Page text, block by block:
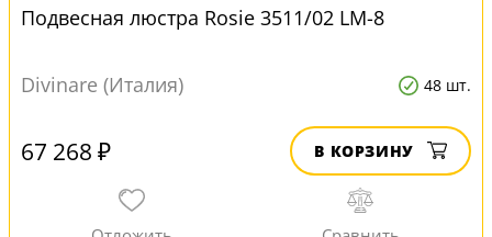
Подвесная люстра Rosie 3511/02 LM-8
Divinare (Италия) 48 шт.
67 268 ₽ В КОРЗИНУ